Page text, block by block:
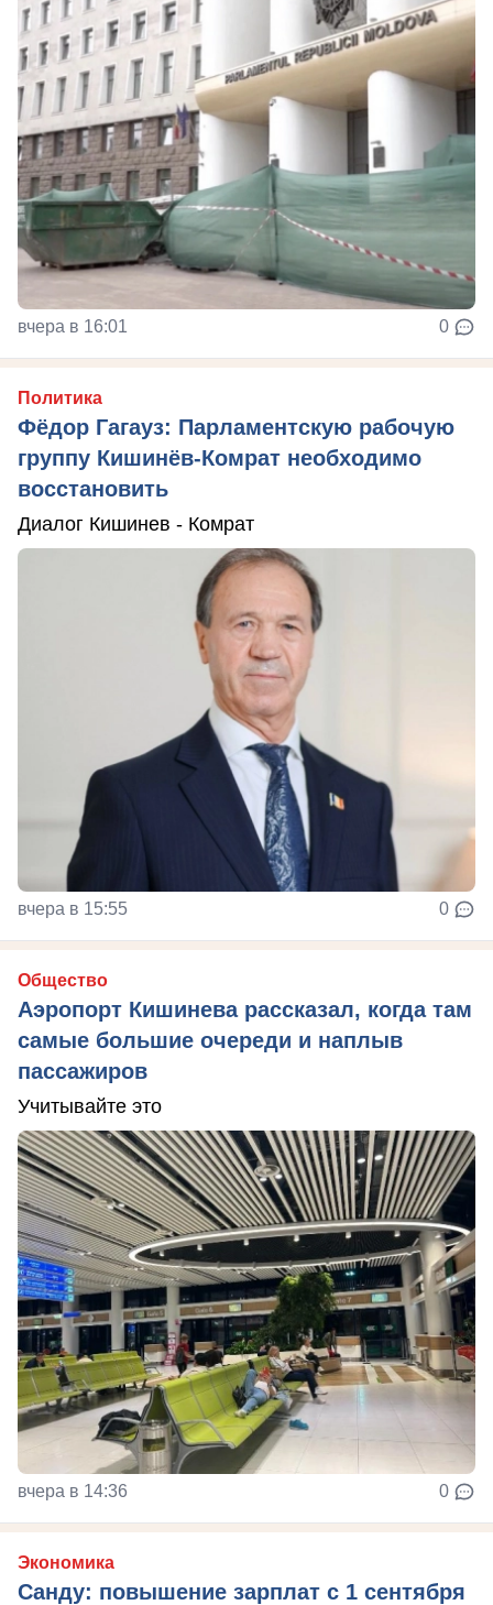
вчера в 16:01 0
Политика
Фёдор Гагауз: Парламентскую рабочую
группу Кишинёв-Комрат необходимо
восстановить
Диалог Кишинев - Комрат
вчера в 15:55 0
Общество
Аэропорт Кишинева рассказал, когда там
самые большие очереди и наплыв
пассажиров
Учитывайте это
вчера в 14:36 0
Экономика
Санду: повышение зарплат с 1 сентября